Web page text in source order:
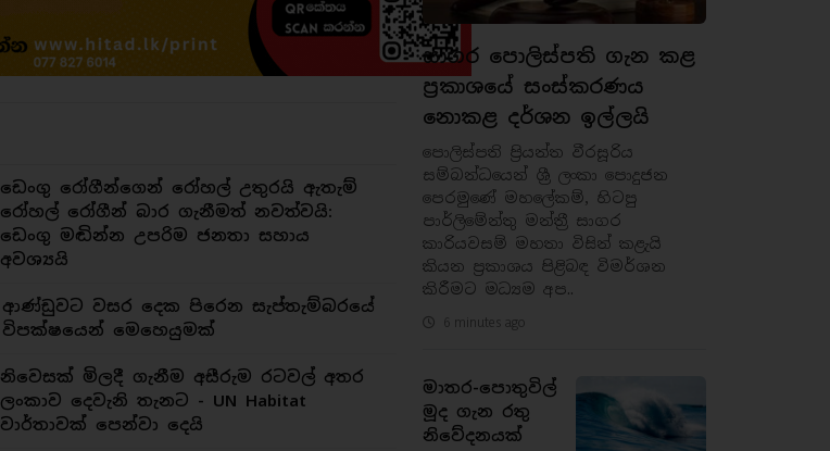
ඩෙංගු රෝගීන්ගෙන් රෝහල් උතුරයි ඇතැම්
රෝහල් රෝගීන් බාර ගැනීමත් නවත්වයි:
ඩෙංගු මඬින්න උපරිම ජනතා සහාය
අවශ්‍යයි
ආණ්ඩුවට වසර දෙක පිරෙන සැප්තැම්බරයේ
විපක්ෂයෙන් මෙහෙයුමක්
නිවෙසක් මිලදී ගැනීම අසීරුම රටවල් අතර
ලංකාව දෙවැනි තැනට - UN Habitat
වාර්තාවක් පෙන්වා දෙයි
සාගර පොලිස්පති ගැන කළ
ප්‍රකාශයේ සංස්කරණය
නොකළ දර්ශන ඉල්ලයි
පොලිස්පති ප්‍රියන්ත වීරසූරිය
සම්බන්ධයෙන් ශ්‍රී ලංකා පොදුජන
පෙරමුණේ මහලේකම්, හිටපු
පාර්ලිමේන්තු මන්ත්‍රී සාගර
කාරියවසම් මහතා විසින් කළැයි
කියන ප්‍රකාශය පිළිබඳ විමර්ශන
කිරීමට මධ්‍යම අප..
6 minutes ago
මාතර-පොතුවිල්
මූද ගැන රතු
නිවේදනයක්